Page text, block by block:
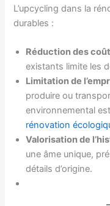
L’upcycling dans la
durables :
Réduction des
existants limite les
Limitation de
produire ou
environnemental
rénovation
Valorisation de
une âme unique,
détails d’origine.